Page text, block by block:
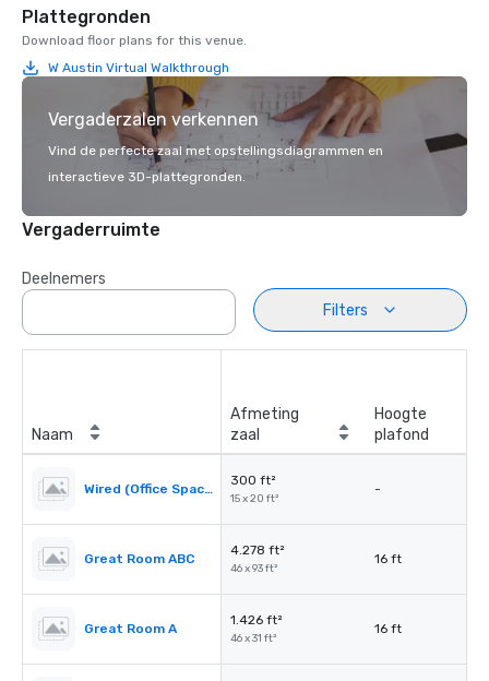
Plattegronden
Download floor plans for this venue.
W Austin Virtual Walkthrough
Vergaderzalen verkennen
Vind de perfecte zaal met opstellingsdiagrammen en
interactieve 3D-plattegronden.
Vergaderruimte
Deelnemers
Filters
Naam
Afmeting
zaal
Hoogte
plafond
Wired (Office Space)
300 ft²
15 x 20 ft²
-
Great Room ABC
4.278 ft²
46 x 93 ft²
16 ft
Great Room A
1.426 ft²
46 x 31 ft²
16 ft